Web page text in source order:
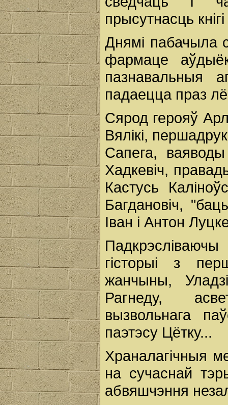
прысутнасць
Днямі пабачыла
фармаце
пазнавальныя
падаецца праз
Сярод герояў
Вялікі,
Сапега,
Хадкевіч,
Кастусь
Багдановіч,
Іван і Антон
гісторыі з
жанчыны,
Рагнеду,
вызвольнага
паэтэсу Цётку...
Храналагічныя
на сучаснай
абвяшчэння